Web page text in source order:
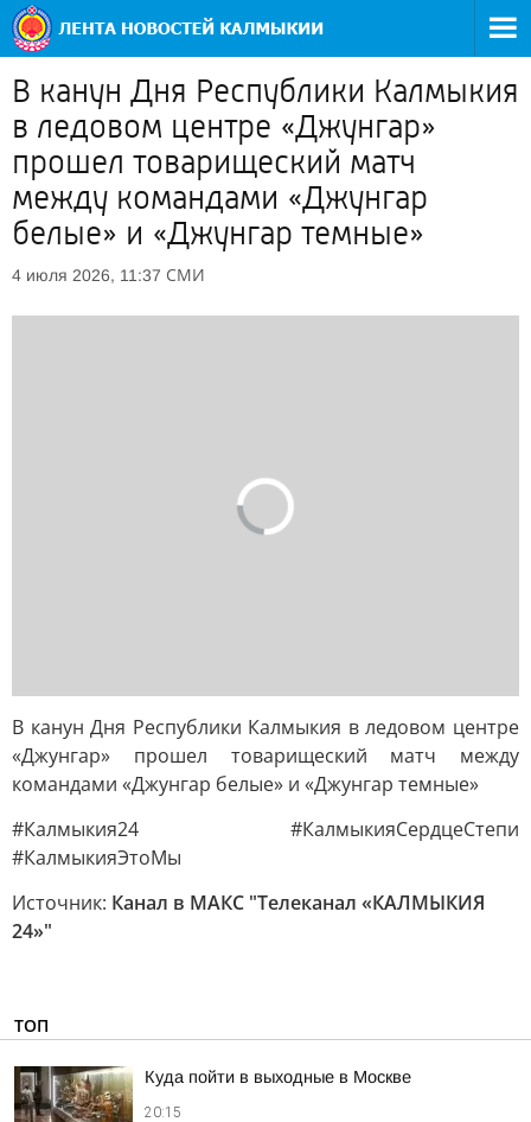
В канун Дня Республики Калмыкия
в ледовом центре «Джунгар»
прошел товарищеский матч
между командами «Джунгар
белые» и «Джунгар темные»
4 июля 2026, 11:37 СМИ
В канун Дня Республики Калмыкия в ледовом центре
«Джунгар» прошел товарищеский матч между
командами «Джунгар белые» и «Джунгар темные»
#Калмыкия24 #КалмыкияСердцеСтепи
#КалмыкияЭтоМы
Источник: Канал в МАКС "Телеканал «КАЛМЫКИЯ
24»"
ТОП
Куда пойти в выходные в Москве
20:15